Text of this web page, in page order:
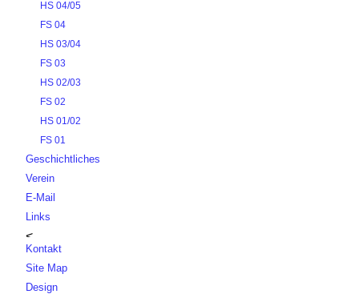
HS 04/05
FS 04
HS 03/04
FS 03
HS 02/03
FS 02
HS 01/02
FS 01
Geschichtliches
Verein
E-Mail
Links
Kontakt
Site Map
Design